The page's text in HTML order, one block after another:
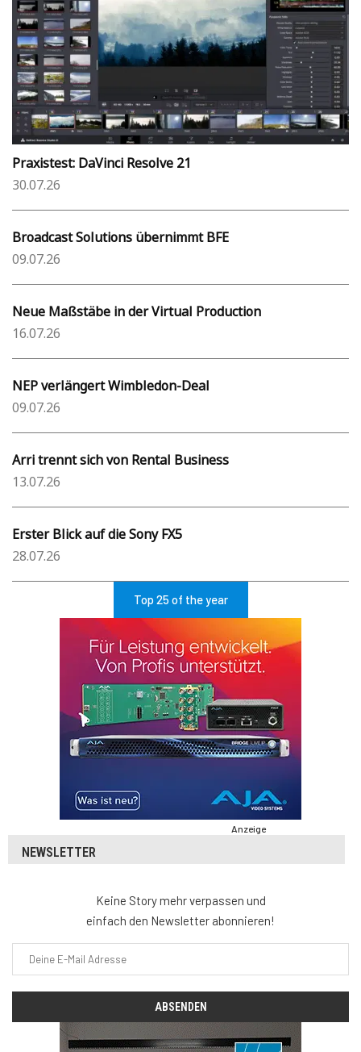
Praxistest: DaVinci Resolve 21
30.07.26
Broadcast Solutions übernimmt BFE
09.07.26
Neue Maßstäbe in der Virtual Production
16.07.26
NEP verlängert Wimbledon-Deal
09.07.26
Arri trennt sich von Rental Business
13.07.26
Erster Blick auf die Sony FX5
28.07.26
Top 25 of the year
Anzeige
NEWSLETTER
Keine Story mehr verpassen und
einfach den Newsletter abonnieren!